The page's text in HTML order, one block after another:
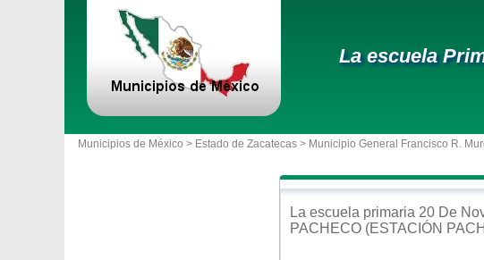
La escuela
Municipios de México > Estado de Zacatecas > Municipio General Francisco R.
La escuela primaria 20 De
PACHECO (ESTACIÓN